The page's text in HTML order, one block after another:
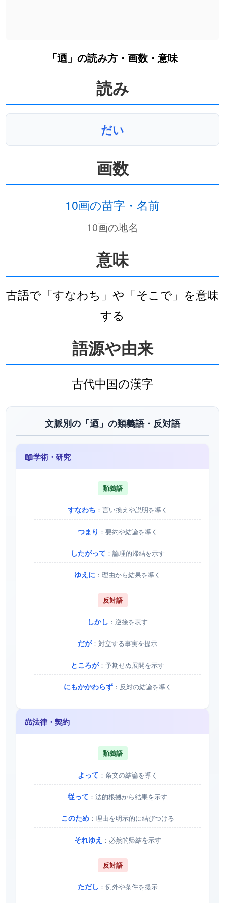
「迺」の読み方・画数・意味
読み
だい
画数
10画の苗字・名前
10画の地名
意味
古語で「すなわち」や「そこで」を意味
する
語源や由来
古代中国の漢字
文脈別の「迺」の類義語・反対語
📖学術・研究
類義語
すなわち ：言い換えや説明を導く
つまり ：要約や結論を導く
したがって ：論理的帰結を示す
ゆえに ：理由から結果を導く
反対語
しかし ：逆接を表す
だが：対立する事実を提示
ところが：予期せぬ展開を示す
にもかかわらず：反対の結論を導く
⚖️法律・契約
類義語
よって ：条文の結論を導く
従って ：法的根拠から結果を示す
このため：理由を明示的に結びつける
それゆえ ：必然的帰結を示す
反対語
ただし ：例外や条件を提示